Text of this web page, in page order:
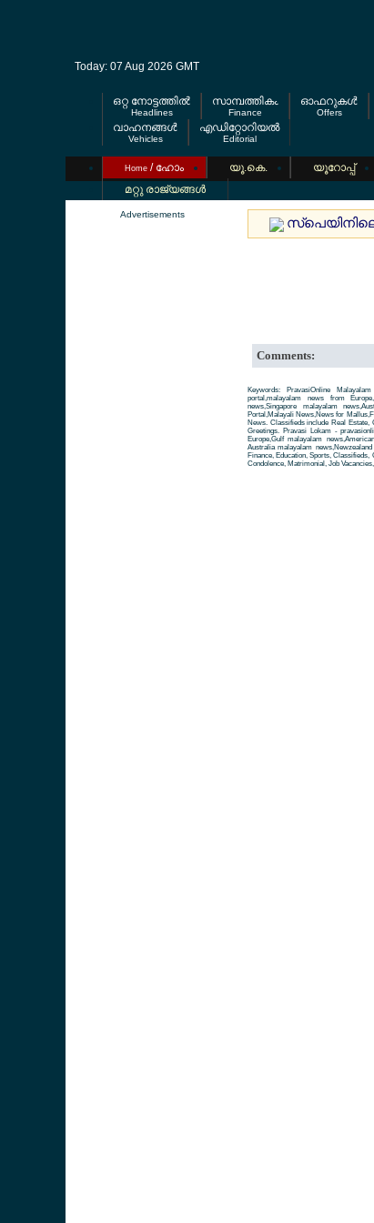
Today: 07 Aug 2026 GMT
ഒറ്റ നോട്ടത്തില്‍
Headlines
സാമ്പത്തികം
Finance
ഓഫറുകള്‍
Offers
വാഹനങ്ങള്‍
Vehicles
എഡിറ്റോറിയല്‍
Editorial
Home / ഹോം യൂ.കെ. യൂറോപ്പ്
മറ്റു രാജ്യങ്ങള്‍
Advertisements
സ്പെയിനിലെ
Comments:
Keywords: PravasiOnline
portal,malayalam news from
news,Singapore malayalam
Portal,Malayali News,News for
News. Classifieds include Real Estate,
Greetings. Pravasi Lokam -
Europe,Gulf malayalam
Australia malayalam
Finance, Education, Sports,
Condolence, Matrimonial, Job